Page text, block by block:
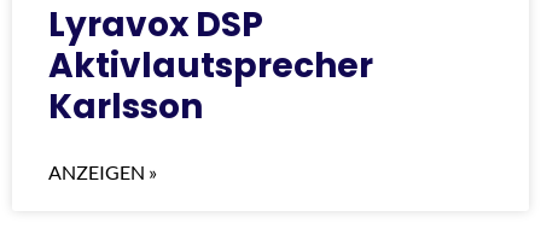
Lyravox DSP
Aktivlautsprecher
Karlsson
ANZEIGEN »